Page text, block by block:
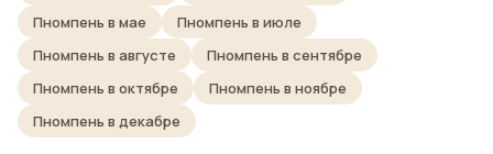
Пномпень в мае
Пномпень в июле
Пномпень в августе
Пномпень в сентябре
Пномпень в октябре
Пномпень в ноябре
Пномпень в декабре